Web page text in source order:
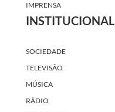
IMPRENSA
INSTITUCIONAL
SOCIEDADE
TELEVISÃO
MÚSICA
RÁDIO